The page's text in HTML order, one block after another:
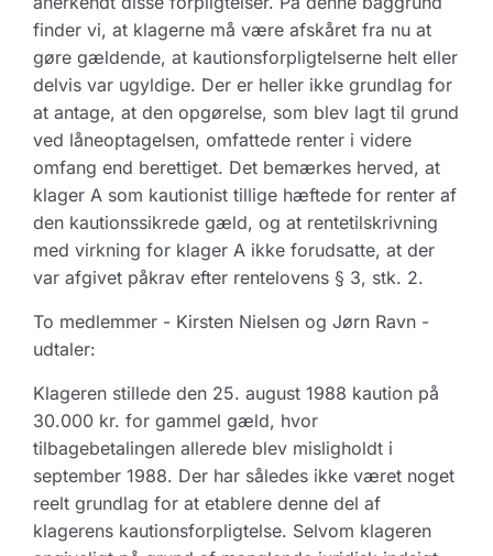
finder vi, at klagerne må være afskåret fra nu at
gøre gældende, at kautionsforpligtelserne helt eller
delvis var ugyldige. Der er heller ikke grundlag for
at antage, at den opgørelse, som blev lagt til grund
ved låneoptagelsen, omfattede renter i videre
omfang end berettiget. Det bemærkes herved, at
klager A som kautionist tillige hæftede for renter af
den kautionssikrede gæld, og at rentetilskrivning
med virkning for klager A ikke forudsatte, at der
var afgivet påkrav efter rentelovens § 3, stk. 2.
To medlemmer - Kirsten Nielsen og Jørn Ravn -
udtaler:
Klageren stillede den 25. august 1988 kaution på
30.000 kr. for gammel gæld, hvor
tilbagebetalingen allerede blev misligholdt i
september 1988. Der har således ikke været noget
reelt grundlag for at etablere denne del af
klagerens kautionsforpligtelse. Selvom klageren